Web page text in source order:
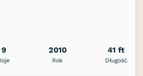
9 2010
Rok
41 ft
Długość